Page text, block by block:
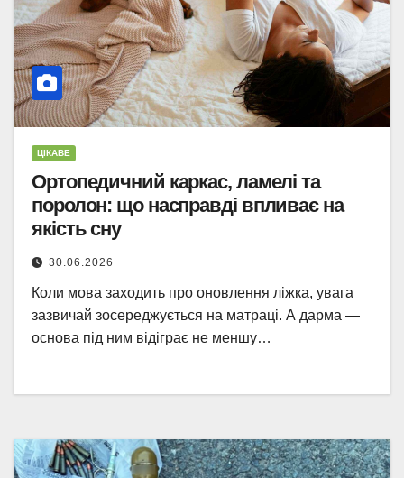
ЦІКАВЕ
Ортопедичний каркас, ламелі та
поролон: що насправді впливає на
якість сну
30.06.2026
Коли мова заходить про оновлення ліжка, увага
зазвичай зосереджується на матраці. А дарма —
основа під ним відіграє не меншу…